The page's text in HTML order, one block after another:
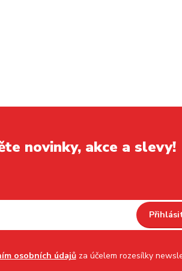
novinky, akce a slevy!
osobních údajůza účelem rozesílky